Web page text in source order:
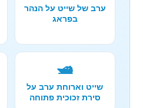
ערב של שייט על הנהר
בפראג
🛥️
שייט וארוחת ערב על
סירת זכוכית פתוחה